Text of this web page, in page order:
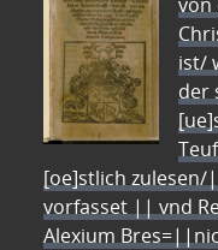
ist/
der
[oe]stlich
vorfasset || vnd
Alexium